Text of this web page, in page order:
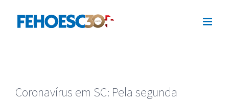
Coronavírus em SC: Pela segunda